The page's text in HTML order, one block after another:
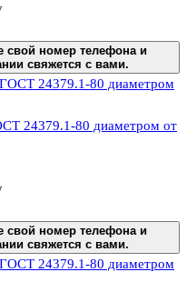
свой номер телефона и
свяжется с вами.
24379.1-80 диаметром от
свой номер телефона и
свяжется с вами.